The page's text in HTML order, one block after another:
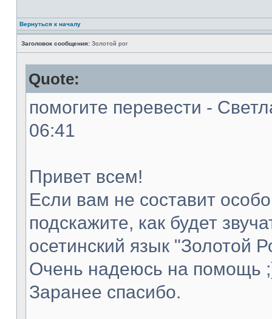
Вернуться к началу
Заголовок сообщения: Золотой рог
Quote:
помогите перевести -
06:41
Привет всем!
Если вам не составит
подскажите, как будет
осетинский язык "Золотой
Очень надеюсь на помощь
Заранее спасибо.